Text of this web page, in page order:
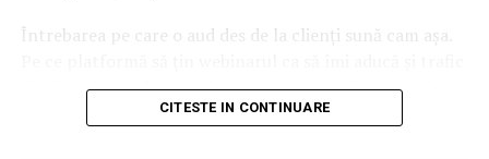
Întrebarea pe care o aud des de la clienți sună cam așa.
din Google, nu doar lead-uri pe moment? Răspunsul
scurt e că platforma contează, dar nu în felul în care
CITESTE IN CONTINUARE